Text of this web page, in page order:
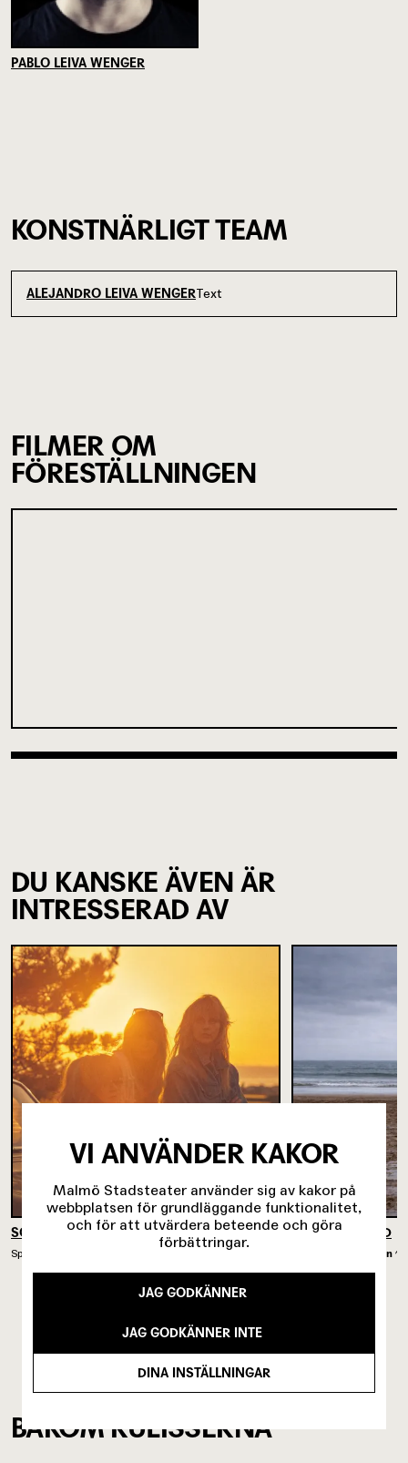
PABLO LEIVA WENGER
KONSTNÄRLIGT TEAM
ALEJANDRO LEIVA WENGERText
FILMER OM
FÖRESTÄLLNINGEN
DU KANSKE ÄVEN ÄR
INTRESSERAD AV
SOMMARKVÄLLAR PÅ JORDEN
Spelades på
UNRECOGNIZED
Intiman
BAKOM KULISSERNA
VI ANVÄNDER KAKOR
Malmö Stadsteater använder sig av kakor på
webbplatsen för grundläggande funktionalitet,
och för att utvärdera beteende och göra
förbättringar.
JAG GODKÄNNER
JAG GODKÄNNER INTE
DINA INSTÄLLNINGAR